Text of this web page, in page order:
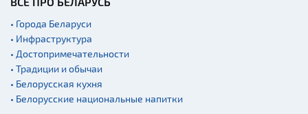
Кладбище
Костелы
Синагоги
Кирхи
Театры
• Города Беларуси
• Инфраструктура
• Достопримечательности
• Традиции и обычаи
• Белорусская кухня
• Белорусские национальные напитки